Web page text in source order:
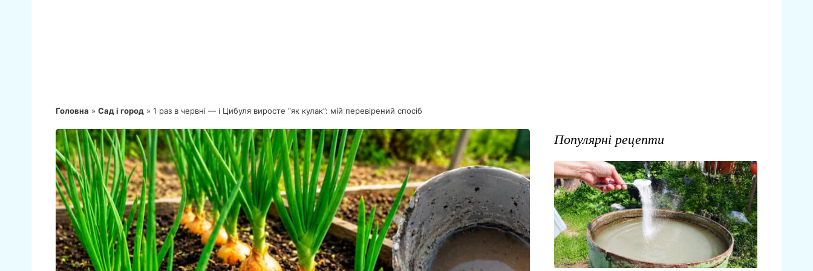
Головна » Сад і город » 1 раз в червні — і Цибуля виросте “як кулак”: мій перевірений спосіб
Популярні рецепти